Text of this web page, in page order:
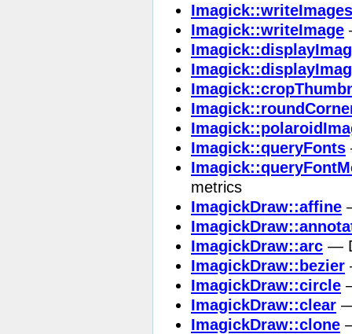
Imagick::writeImages
Imagick::writeImage
Imagick::queryFonts
metrics
ImagickDraw::affine
ImagickDraw::arc —
ImagickDraw::bezier
ImagickDraw::circle
ImagickDraw::clear
ImagickDraw::clone